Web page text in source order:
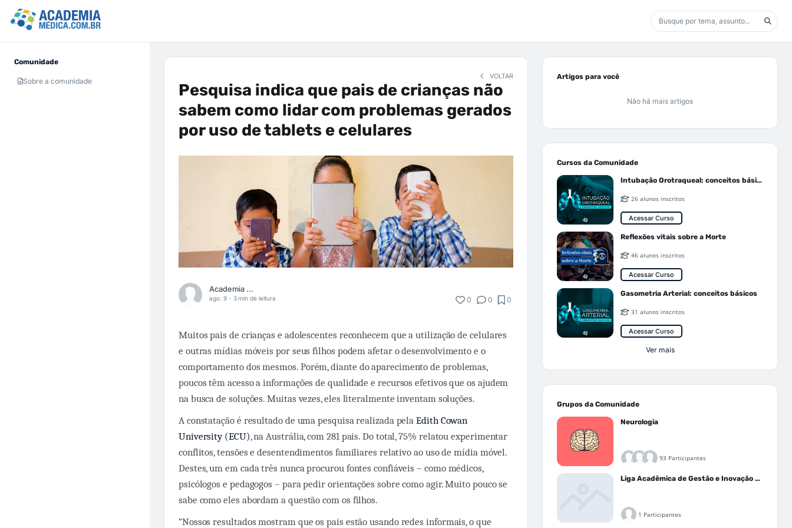
Comunidade
Sobre a comunidade
VOLTAR
Pesquisa indica que pais de crianças não
sabem como lidar com problemas gerados
por uso de tablets e celulares
Academia Médica
ago. 9 - 3 min de leitura 0 0 0
Muitos pais de crianças e adolescentes reconhecem que a utilização de celulares
e outras mídias móveis por seus filhos podem afetar o desenvolvimento e o
comportamento dos mesmos. Porém, diante do aparecimento de problemas,
poucos têm acesso a informações de qualidade e recursos efetivos que os ajudem
na busca de soluções. Muitas vezes, eles literalmente inventam soluções.
A constatação é resultado de uma pesquisa realizada pelaEdith Cowan
University (ECU), na Austrália, com 281 pais. Do total, 75% relatou experimentar
conflitos, tensões e desentendimentos familiares relativo ao uso de mídia móvel.
Destes, um em cada três nunca procurou fontes confiáveis – como médicos,
psicólogos e pedagogos – para pedir orientações sobre como agir. Muito pouco se
sabe como eles abordam a questão com os filhos.
“Nossos resultados mostram que os pais estão usando redes informais, o que
Artigos para você
Não há mais artigos
Cursos da Comunidade
Intubação Orotraqueal: conceitos básicos
26 alunos inscritos
Acessar Curso
Reflexões vitais sobre a Morte
46 alunos inscritos
Acessar Curso
Gasometria Arterial: conceitos básicos
31 alunos inscritos
Acessar Curso
Ver mais
Grupos da Comunidade
Neurologia
93 Participantes
Liga Acadêmica de Gestão e Inovação Médica - LAGIM
1 Participantes